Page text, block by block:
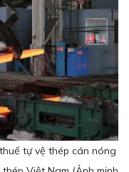
tự vệ thép cán nóng